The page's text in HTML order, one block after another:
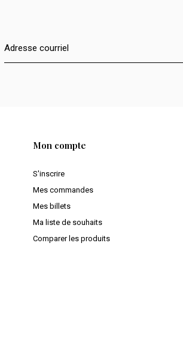
Mon compte
S'inscrire
Mes commandes
Mes billets
Ma liste de souhaits
Comparer les produits